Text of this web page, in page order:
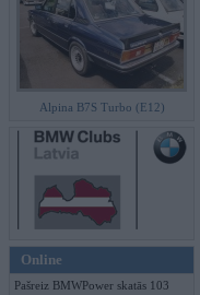
Alpina B7S Turbo (E12)
Online
Pašreiz BMWPower skatās 103